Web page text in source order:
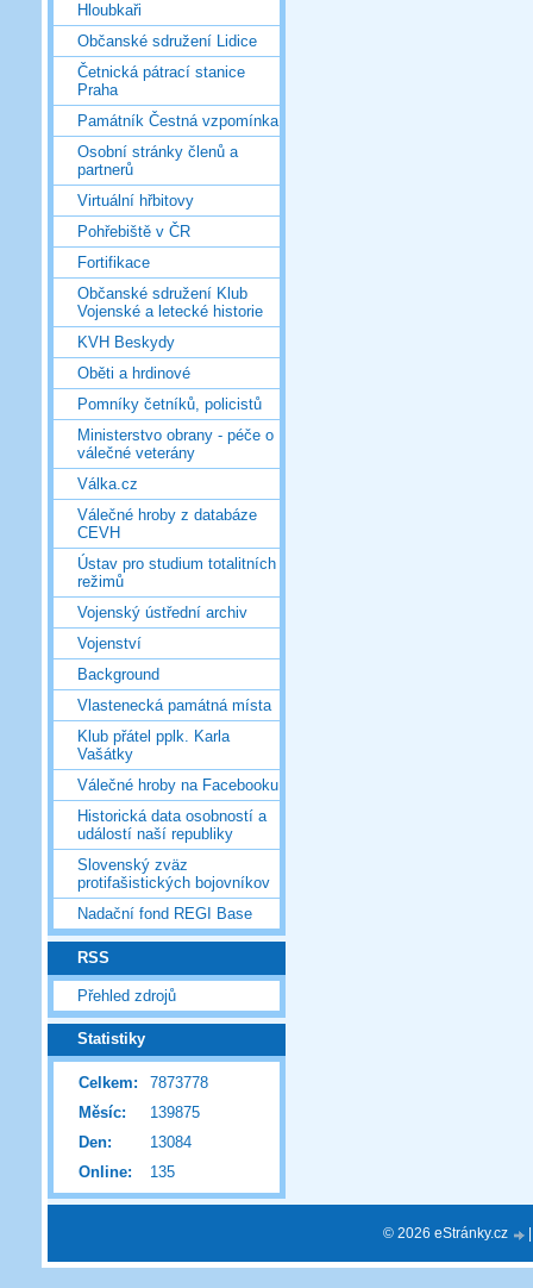
Hloubkaři
Občanské sdružení Lidice
Četnická pátrací stanice
Praha
Památník Čestná vzpomínka
Osobní stránky členů a
partnerů
Virtuální hřbitovy
Pohřebiště v ČR
Fortifikace
Občanské sdružení Klub
Vojenské a letecké historie
KVH Beskydy
Oběti a hrdinové
Pomníky četníků, policistů
Ministerstvo obrany - péče o
válečné veterány
Válka.cz
Válečné hroby z databáze
CEVH
Ústav pro studium totalitních
režimů
Vojenský ústřední archiv
Vojenství
Background
Vlastenecká památná místa
Klub přátel pplk. Karla
Vašátky
Válečné hroby na Facebooku
Historická data osobností a
událostí naší republiky
Slovenský zväz
protifašistických bojovníkov
Nadační fond REGI Base
RSS
Přehled zdrojů
Statistiky
Online: 135
Celkem:
7873778
Měsíc:
139875
Den:
13084
© 2026 eStránky.cz